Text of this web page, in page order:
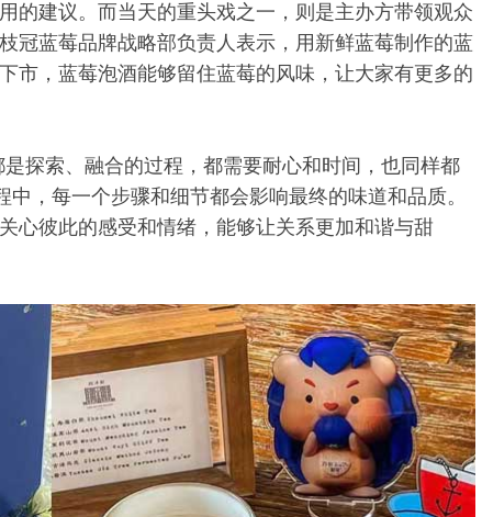
的建议。而当天的重头戏之一，则是主办方带领观众
冠蓝莓品牌战略部负责人表示，用新鲜蓝莓制作的蓝
市，蓝莓泡酒能够留住蓝莓的风味，让大家有更多的
探索、融合的过程，都需要耐心和时间，也同样都
，每一个步骤和细节都会影响最终的味道和品质。
心彼此的感受和情绪，能够让关系更加和谐与甜